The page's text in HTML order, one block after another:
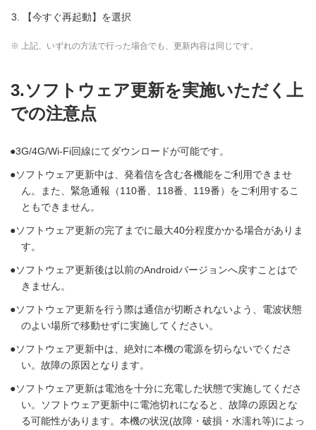
【今すぐ再起動】を選択
※ 上記、いずれの方法で行った場合でも、更新内容は同じです。
3.ソフトウェア更新を実施いただく上
での注意点
3G/4G/Wi-Fi回線にてダウンロードが可能です。
ソフトウェア更新中は、発着信を含む各機能をご利用できませ
ん。また、緊急通報（110番、118番、119番）をご利用するこ
ともできません。
ソフトウェア更新の完了までに最大40分程度かかる場合がありま
す。
ソフトウェア更新後は以前のAndroidバージョンへ戻すことはで
きません。
ソフトウェア更新を行う際は通信が切断されないよう、電波状態
のよい場所で移動せずに実施してください。
ソフトウェア更新中は、絶対に本機の電源を切らないでくださ
い。故障の原因となります。
ソフトウェア更新は電池を十分に充電した状態で実施してくださ
い。ソフトウェア更新中に電池切れになると、故障の原因とな
る可能性があります。本機の状況(故障・破損・水濡れ等)によっ